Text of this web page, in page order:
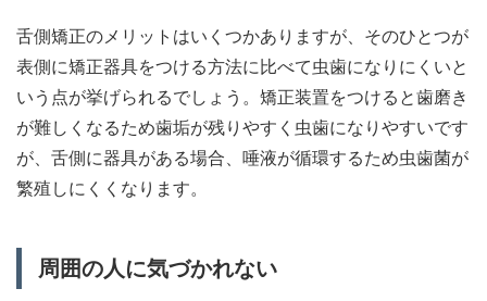
舌側矯正のメリットはいくつかありますが、そのひとつが
表側に矯正器具をつける方法に比べて虫歯になりにくいと
いう点が挙げられるでしょう。矯正装置をつけると歯磨き
が難しくなるため歯垢が残りやすく虫歯になりやすいです
が、舌側に器具がある場合、唾液が循環するため虫歯菌が
繁殖しにくくなります。
周囲の人に気づかれない